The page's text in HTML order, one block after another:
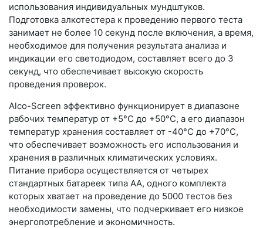
использования индивидуальных мундштуков.
Подготовка алкотестера к проведению первого теста
занимает не более 10 секунд после включения, а время,
необходимое для получения результата анализа и
индикации его светодиодом, составляет всего до 3
секунд, что обеспечивает высокую скорость
проведения проверок.
Alco-Screen эффективно функционирует в диапазоне
рабочих температур от +5°С до +50°С, а его диапазон
температур хранения составляет от -40°С до +70°С,
что обеспечивает возможность его использования и
хранения в различных климатических условиях.
Питание прибора осуществляется от четырех
стандартных батареек типа АА, одного комплекта
которых хватает на проведение до 5000 тестов без
необходимости замены, что подчеркивает его низкое
энергопотребление и экономичность.